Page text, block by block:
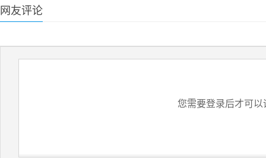
网友评论
您需要登录后才可以